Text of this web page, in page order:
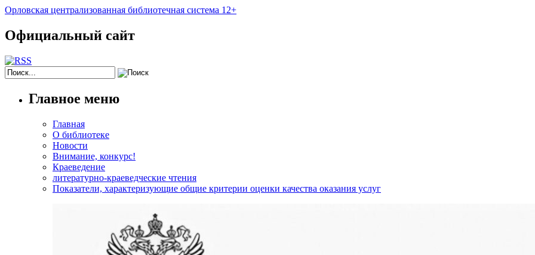
Орловская централизованная библиотечная система 12+
Официальный сайт
Главное меню
Главная
О библиотеке
Новости
Внимание, конкурс!
Краеведение
литературно-краеведческие чтения
Показатели, характеризующие общие критерии оценки качества оказания услуг